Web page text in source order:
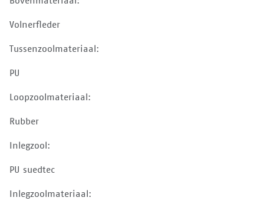
Volnerfleder
Tussenzoolmateriaal:
PU
Loopzoolmateriaal:
Rubber
Inlegzool:
PU suedtec
Inlegzoolmateriaal: